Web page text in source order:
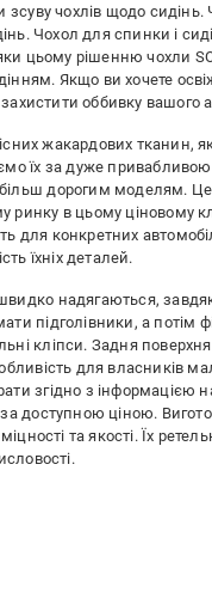
чохлів щодо сидінь.
Чохол для спинки і
цьому рішенню чохли
Якщо ви хочете
оббивку
жакардових тканин,
їх за дуже
дорогим моделям. Це
ринку в цьому ціновому
для конкретних
їхніх деталей.
надягаються,
підголівники, а
кліпси. Задня
для власників
згідно з інформацією
доступною ціною.
та якості. Їх